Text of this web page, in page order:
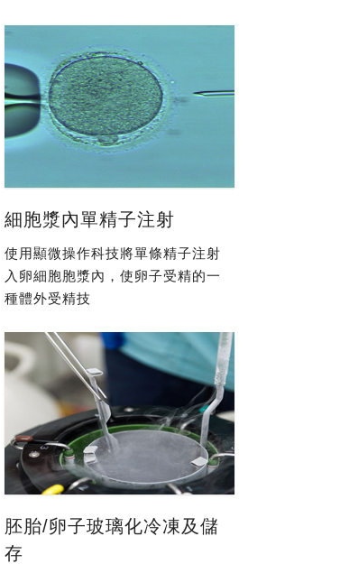
細胞漿內單精子注射
使用顯微操作科技將單條精子注射
入卵細胞胞漿內，使卵子受精的一
種體外受精技
胚胎/卵子玻璃化冷凍及儲
存